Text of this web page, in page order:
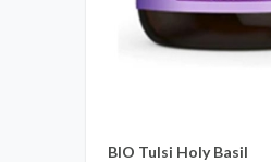
BIO Tulsi Holy Basil